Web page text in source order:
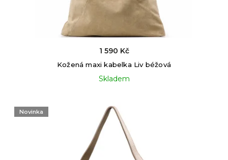
Kožená maxi kabelka Liv béžová
Skladem
1 590 Kč
Novinka